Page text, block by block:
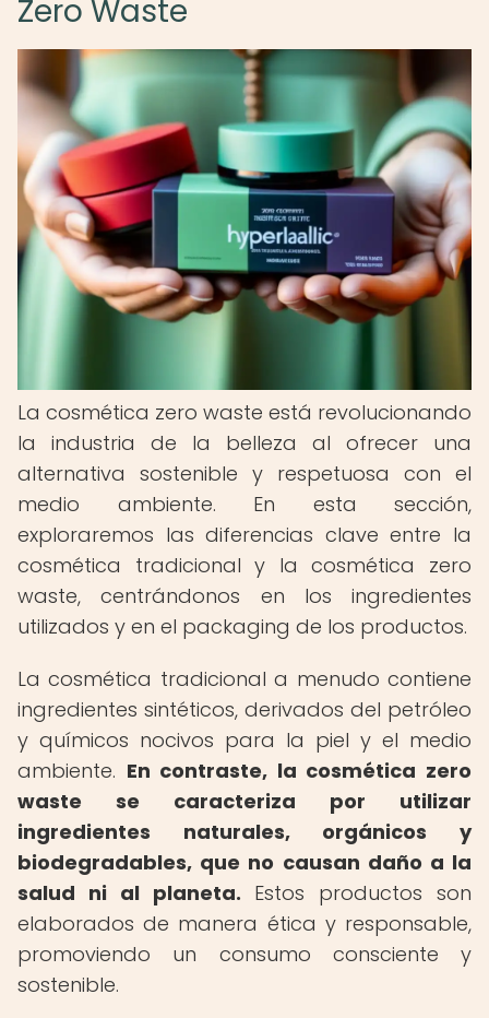
Zero Waste
La cosmética zero waste está revolucionando
la industria de la belleza al ofrecer una
alternativa sostenible y respetuosa con el
medio ambiente. En esta sección,
exploraremos las diferencias clave entre la
cosmética tradicional y la cosmética zero
waste, centrándonos en los ingredientes
utilizados y en el packaging de los productos.
La cosmética tradicional a menudo contiene
ingredientes sintéticos, derivados del petróleo
y químicos nocivos para la piel y el medio
ambiente. En contraste, la cosmética zero
waste se caracteriza por utilizar
ingredientes naturales, orgánicos y
biodegradables, que no causan daño a la
salud ni al planeta. Estos productos son
elaborados de manera ética y responsable,
promoviendo un consumo consciente y
sostenible.